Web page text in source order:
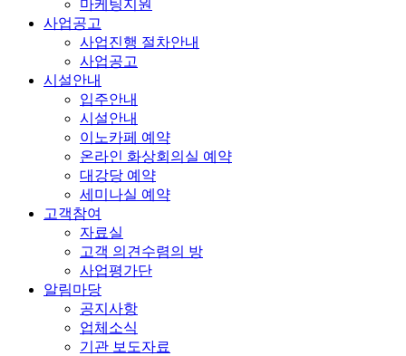
마케팅지원
사업공고
사업진행 절차안내
사업공고
시설안내
입주안내
시설안내
이노카페 예약
온라인 화상회의실 예약
대강당 예약
세미나실 예약
고객참여
자료실
고객 의견수렴의 방
사업평가단
알림마당
공지사항
업체소식
기관 보도자료